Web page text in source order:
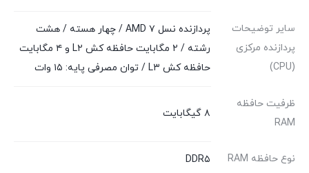
سایر توضیحات
پردازنده مرکزی
(CPU)
پردازنده نسل ۷ AMD / چهار هسته / هشت
رشته / ۲ مگابایت حافظه کش L۲ و ۴ مگابایت
حافظه کش L۳ / توان مصرفی پایه: ۱۵ وات
ظرفیت حافظه
RAM
۸ گیگابایت
نوع حافظه RAM DDR۵